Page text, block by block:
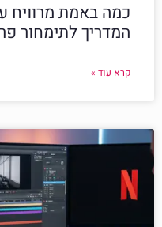
כמה באמת מרוויח
המדריך לתימחור
קרא עוד »